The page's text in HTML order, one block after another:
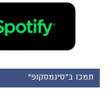
תמכו ב"סינמסקופ"